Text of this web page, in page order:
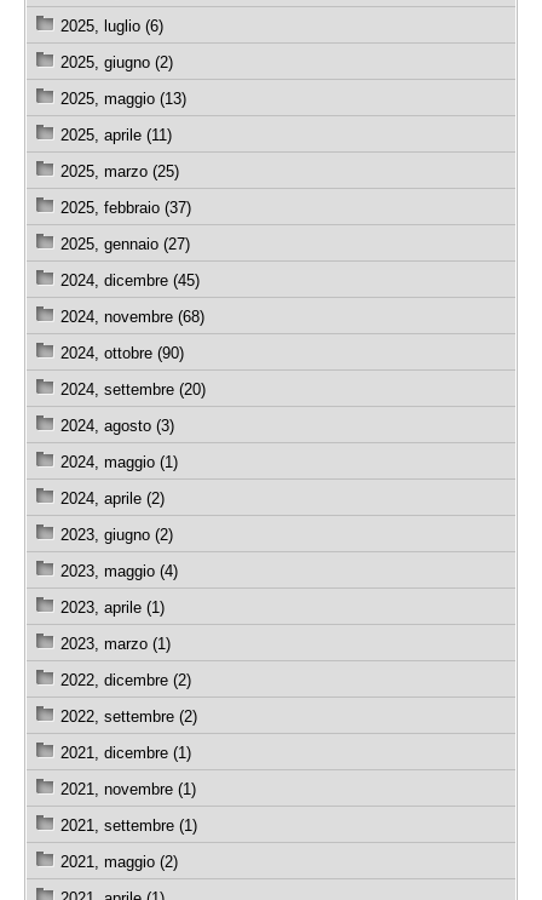
2025, luglio (6)
2025, giugno (2)
2025, maggio (13)
2025, aprile (11)
2025, marzo (25)
2025, febbraio (37)
2025, gennaio (27)
2024, dicembre (45)
2024, novembre (68)
2024, ottobre (90)
2024, settembre (20)
2024, agosto (3)
2024, maggio (1)
2024, aprile (2)
2023, giugno (2)
2023, maggio (4)
2023, aprile (1)
2023, marzo (1)
2022, dicembre (2)
2022, settembre (2)
2021, dicembre (1)
2021, novembre (1)
2021, settembre (1)
2021, maggio (2)